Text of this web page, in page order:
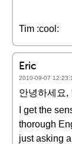
Tim :cool:
Eric
2010-09-07
안녕하세요,
I get the
thorough
just asking